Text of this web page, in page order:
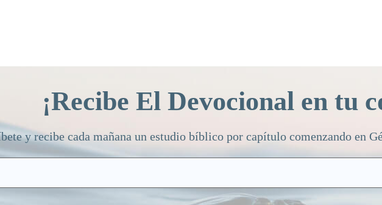
¡Recibe El Devocional en tu
y recibe cada mañana un estudio bíblico por capítulo comenzando en